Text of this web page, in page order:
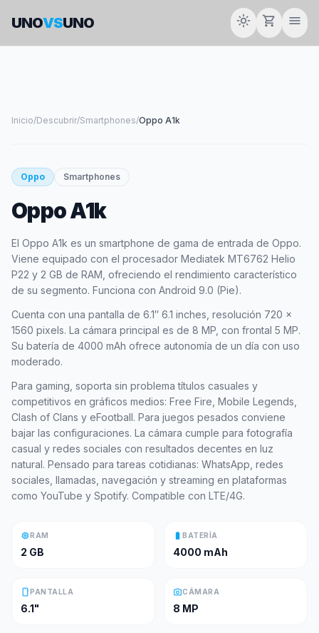
UNOVSUNO light_mode shopping_cart menu
Inicio/Descubrir/Smartphones/Oppo A1k
smartphone
OPPO
Oppo Smartphones
Oppo A1k
El Oppo A1k es un smartphone de gama de entrada de Oppo.
Viene equipado con el procesador Mediatek MT6762 Helio
P22 y 2 GB de RAM, ofreciendo el rendimiento característico
de su segmento. Funciona con Android 9.0 (Pie).
Cuenta con una pantalla de 6.1″ 6.1 inches, resolución 720 x
1560 pixels. La cámara principal es de 8 MP, con frontal 5 MP.
Su batería de 4000 mAh ofrece autonomía de un día con uso
moderado.
Para gaming, soporta sin problema títulos casuales y
competitivos en gráficos medios: Free Fire, Mobile Legends,
Clash of Clans y eFootball. Para juegos pesados conviene
bajar las configuraciones. La cámara cumple para fotografía
casual y redes sociales con resultados decentes en luz
natural. Pensado para tareas cotidianas: WhatsApp, redes
sociales, llamadas, navegación y streaming en plataformas
como YouTube y Spotify. Compatible con LTE/4G.
memoryRAM
2 GB
battery_full BATERÍA
4000 mAh
smartphonePANTALLA
6.1"
photo_cameraCÁMARA
8 MP